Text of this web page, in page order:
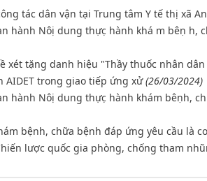
tác dân vận tại Trung tâm Y tế thị xã
hành Nôị dung thực̣ hành khá m bêṇ h,
xét tặng danh hiệu "Thầy thuốc nhân
AIDET trong giao tiếp ứng xử (26/03/2024)
hành Nôị dung thực̣ hành khám bêṇh,
bệnh, chữa bệnh đáp ứng yêu cầu là
lược quốc gia phòng, chống tham